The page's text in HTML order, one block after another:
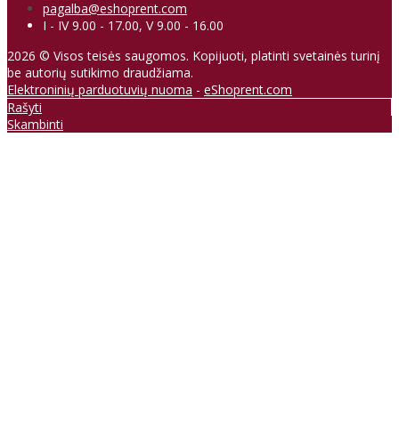
pagalba@eshoprent.com
I - IV 9.00 - 17.00, V 9.00 - 16.00
2026 © Visos teisės saugomos. Kopijuoti, platinti svetainės turinį
be autorių sutikimo draudžiama.
Elektroninių parduotuvių nuoma - eShoprent.com
Rašyti
Skambinti